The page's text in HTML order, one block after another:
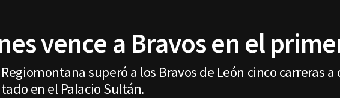
vence a Bravos en el
superó a los Bravos de León cinco carreras
en el Palacio Sultán.